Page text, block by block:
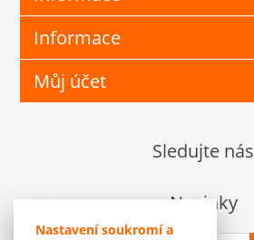
Nastavení soukromí a
Informace
Můj účet
Sledujte nás
Novinky